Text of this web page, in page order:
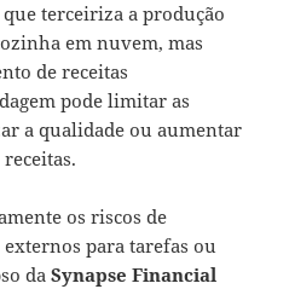
terceiriza a produção
em nuvem, mas
de receitas
pode limitar as
a qualidade ou aumentar
os riscos de
para tarefas ou
daSynapse Financial